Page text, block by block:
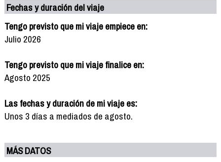
Fechas y duración del viaje
Tengo previsto que mi viaje empiece en:
Julio 2026
Tengo previsto que mi viaje finalice en:
Agosto 2025
Las fechas y duración de mi viaje es:
Unos 3 días a mediados de agosto.
MÁS DATOS